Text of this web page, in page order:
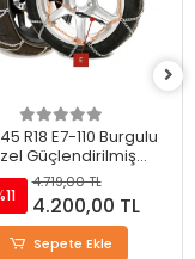
E7-120 Burgulu
Güçlendirilmiş
Kar Zinciri
%11
4.719,00 TL
4.200,00 TL
Stokta Yok